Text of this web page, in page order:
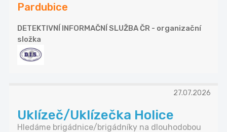
Pardubice
DETEKTIVNÍ INFORMAČNÍ SLUŽBA ČR - organizační
složka
27.07.2026
Uklízeč/Uklízečka Holice
Hledáme brigádnice/brigádníky na dlouhodobou